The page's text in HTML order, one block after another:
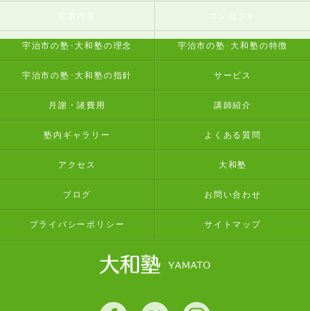
授業内容 コンセプト
宇治市の塾･大和塾の理念 宇治市の塾･大和塾の特徴
宇治市の塾･大和塾の指針 サービス
月謝・諸費用 講師紹介
塾内ギャラリー よくある質問
アクセス 大和塾
ブログ お問い合わせ
プライバシーポリシー サイトマップ